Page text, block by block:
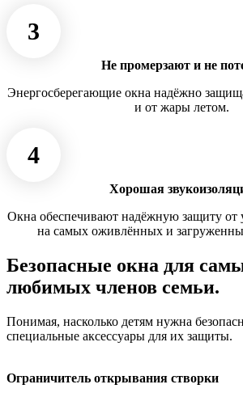
3
Не промерзают и не
Энергосберегающие окна надёжно
и от жары летом.
4
Хорошая
Окна обеспечивают надёжную защиту от
на самых оживлённых и
Безопасные окна для
любимых членов семьи.
Понимая, насколько детям нужна
специальные аксессуары для их защиты.
Ограничитель открывания створки